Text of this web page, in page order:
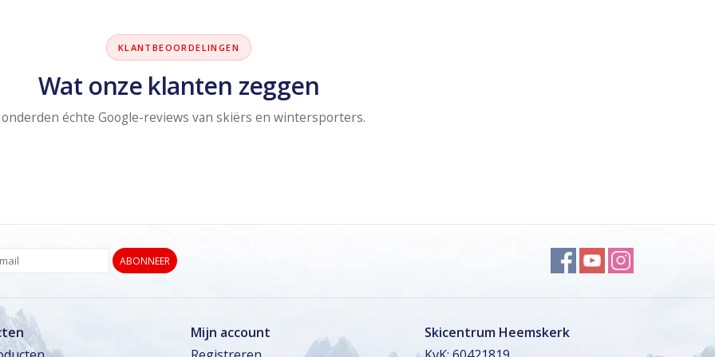
KLANTBEOORDELINGEN
Wat onze klanten zeggen
échte Google-reviews van skiërs en wintersporters.
ABONNEER
Mijn account
Skicentrum Heemskerk